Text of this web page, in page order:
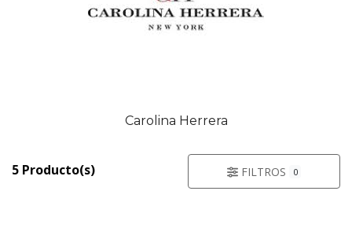
Carolina Herrera
5 Producto(s) FILTROS 0